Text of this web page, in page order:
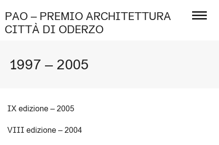
PAO – PREMIO ARCHITETTURA
CITTÀ DI ODERZO
1997 – 2005
IX edizione – 2005
VIII edizione – 2004